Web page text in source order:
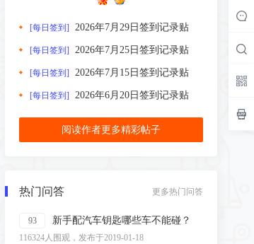
[每日签到] 2026年7月29日签到记录贴
[每日签到] 2026年7月25日签到记录贴
[每日签到] 2026年7月15日签到记录贴
[每日签到] 2026年6月20日签到记录贴
阅读作者更多精彩帖子
热门问答 更多热门问答
93 新手配汽车钥匙哪些车不能碰？
116324人围观，发布于2019-01-18